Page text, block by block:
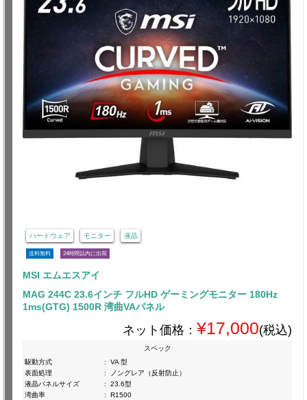
ハードウェア モニター 液晶
送料無料 24時間以内に出荷
MSI エムエスアイ
MAG 244C 23.6インチ フルHD ゲーミングモニター 180Hz
1ms(GTG) 1500R 湾曲VAパネル
ネット価格： ¥17,000(税込)
スペック
駆動方式
:
VA 型
表面処理
:
ノングレア（反射防止）
液晶パネルサイズ
:
23.6型
湾曲率
:
R1500